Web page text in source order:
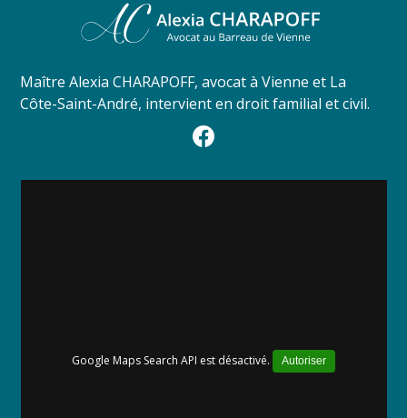
Maître Alexia CHARAPOFF, avocat à Vienne et La
Côte-Saint-André, intervient en droit familial et civil.
Google Maps Search API est désactivé. Autoriser